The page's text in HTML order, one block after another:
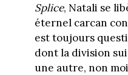
Splice, Natali se
éternel carcan
est toujours
dont la division
une autre, non